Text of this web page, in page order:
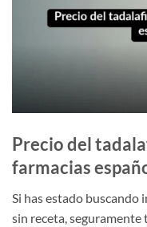
Precio del
farmacias
Si has estado
sin receta,